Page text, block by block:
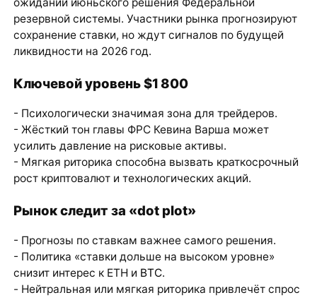
резервной системы. Участники рынка прогнозируют
сохранение ставки, но ждут сигналов по будущей
ликвидности на 2026 год.
Ключевой уровень $1 800
- Психологически значимая зона для трейдеров.
- Жёсткий тон главы ФРС Кевина Варша может
усилить давление на рисковые активы.
- Мягкая риторика способна вызвать краткосрочный
рост криптовалют и технологических акций.
Рынок следит за «dot plot»
- Прогнозы по ставкам важнее самого решения.
- Политика «ставки дольше на высоком уровне»
снизит интерес к ETH и BTC.
- Нейтральная или мягкая риторика привлечёт спрос